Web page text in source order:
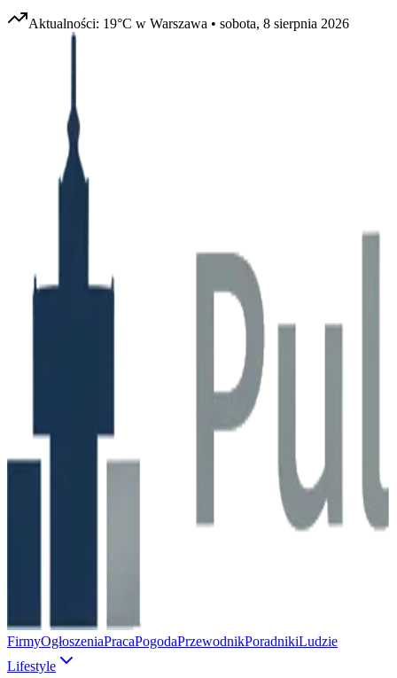
Aktualności: 19°C w Warszawa • sobota, 8 sierpnia 2026
FirmyOgłoszeniaPracaPogodaPrzewodnikPoradnikiLudzie
Lifestyle